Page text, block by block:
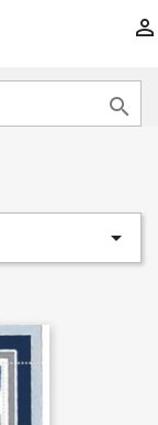


